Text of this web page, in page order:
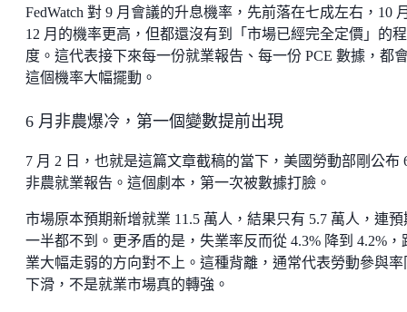
FedWatch 對 9 月會議的升息機率，先前落在七成左右，10
12 月的機率更高，但都還沒有到「市場已經完全定價」的程
度。這代表接下來每一份就業報告、每一份 PCE 數據，都
這個機率大幅擺動。
6 月非農爆冷，第一個變數提前出現
7 月 2 日，也就是這篇文章截稿的當下，美國勞動部剛公布
非農就業報告。這個劇本，第一次被數據打臉。
市場原本預期新增就業 11.5 萬人，結果只有 5.7 萬人，連預
一半都不到。更矛盾的是，失業率反而從 4.3% 降到 4.2%，
業大幅走弱的方向對不上。這種背離，通常代表勞動參與率
下滑，不是就業市場真的轉強。